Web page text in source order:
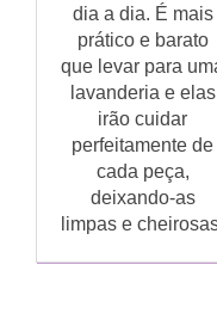
dia a dia. É mais
prático e barato
que levar para
lavanderia e elas
irão cuidar
perfeitamente de
cada peça,
deixando-as
limpas e